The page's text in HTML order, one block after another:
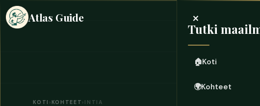
Atlas Guide ×
Tutki
🏠Koti
🌍Kohteet
KOTI ›KOHTEET › INTIA